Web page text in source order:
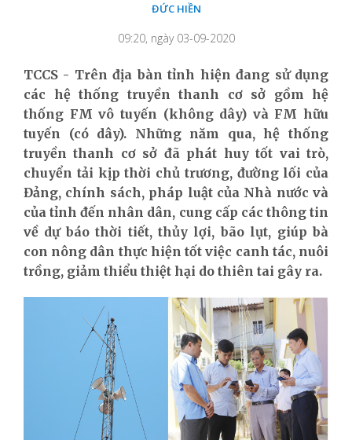
ĐỨC HIỀN
09:20, ngày 03-09-2020
TCCS - Trên địa bàn tỉnh hiện đang sử dụng
các hệ thống truyền thanh cơ sở gồm hệ
thống FM vô tuyến (không dây) và FM hữu
tuyến (có dây). Những năm qua, hệ thống
truyền thanh cơ sở đã phát huy tốt vai trò,
chuyển tải kịp thời chủ trương, đường lối của
Đảng, chính sách, pháp luật của Nhà nước và
của tỉnh đến nhân dân, cung cấp các thông tin
về dự báo thời tiết, thủy lợi, bão lụt, giúp bà
con nông dân thực hiện tốt việc canh tác, nuôi
trồng, giảm thiểu thiệt hại do thiên tai gây ra.